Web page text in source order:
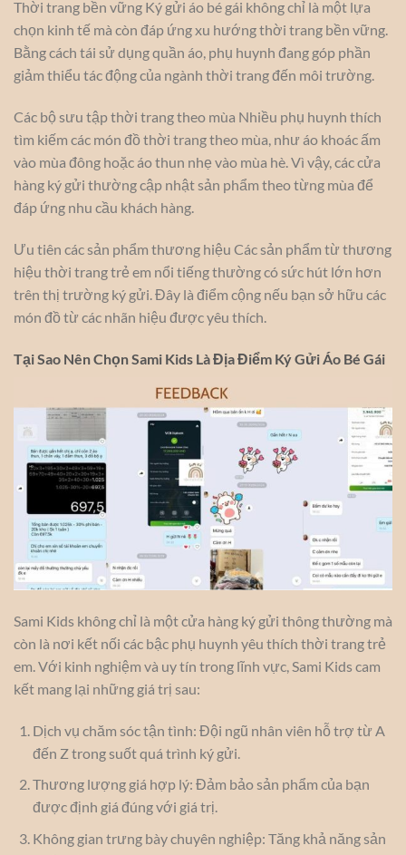
Thời trang bền vững Ký gửi áo bé gái không chỉ là một lựa
chọn kinh tế mà còn đáp ứng xu hướng thời trang bền vững.
Bằng cách tái sử dụng quần áo, phụ huynh đang góp phần
giảm thiểu tác động của ngành thời trang đến môi trường.
Các bộ sưu tập thời trang theo mùa Nhiều phụ huynh thích
tìm kiếm các món đồ thời trang theo mùa, như áo khoác ấm
vào mùa đông hoặc áo thun nhẹ vào mùa hè. Vì vậy, các cửa
hàng ký gửi thường cập nhật sản phẩm theo từng mùa để
đáp ứng nhu cầu khách hàng.
Ưu tiên các sản phẩm thương hiệu Các sản phẩm từ thương
hiệu thời trang trẻ em nổi tiếng thường có sức hút lớn hơn
trên thị trường ký gửi. Đây là điểm cộng nếu bạn sở hữu các
món đồ từ các nhãn hiệu được yêu thích.
Tại Sao Nên Chọn Sami Kids Là Địa Điểm Ký Gửi Áo Bé Gái
Sami Kids không chỉ là một cửa hàng ký gửi thông thường mà
còn là nơi kết nối các bậc phụ huynh yêu thích thời trang trẻ
em. Với kinh nghiệm và uy tín trong lĩnh vực, Sami Kids cam
kết mang lại những giá trị sau:
Dịch vụ chăm sóc tận tình: Đội ngũ nhân viên hỗ trợ từ A
đến Z trong suốt quá trình ký gửi.
Thương lượng giá hợp lý: Đảm bảo sản phẩm của bạn
được định giá đúng với giá trị.
Không gian trưng bày chuyên nghiệp: Tăng khả năng sản